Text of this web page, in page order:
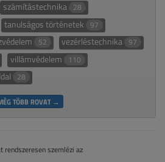
számítástechnika 28
tanulságos történetek 97
52 vezérléstechnika 97
villámvédelem 110
28
TÖBB ROVAT →
rendszeresen szemlézi az